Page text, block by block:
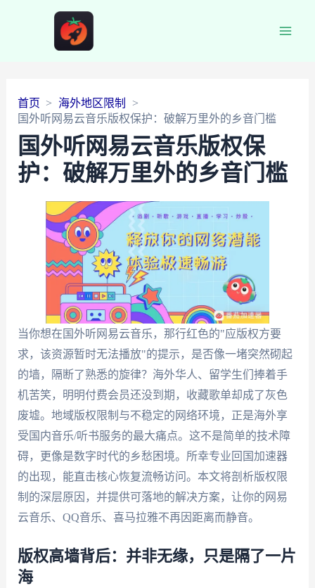
首页
海外地区限制
国外听网易云音乐版权保护：破解万里外的乡音门槛
国外听网易云音乐版权保
护：破解万里外的乡音门槛
当你想在国外听网易云音乐，那行红色的"应版权方要
求，该资源暂时无法播放"的提示，是否像一堵突然砌起
的墙，隔断了熟悉的旋律？海外华人、留学生们捧着手
机苦笑，明明付费会员还没到期，收藏歌单却成了灰色
废墟。地域版权限制与不稳定的网络环境，正是海外享
受国内音乐/听书服务的最大痛点。这不是简单的技术障
碍，更像是数字时代的乡愁困境。所幸专业回国加速器
的出现，能直击核心恢复流畅访问。本文将剖析版权限
制的深层原因，并提供可落地的解决方案，让你的网易
云音乐、QQ音乐、喜马拉雅不再因距离而静音。
版权高墙背后：并非无缘，只是隔了一片
海